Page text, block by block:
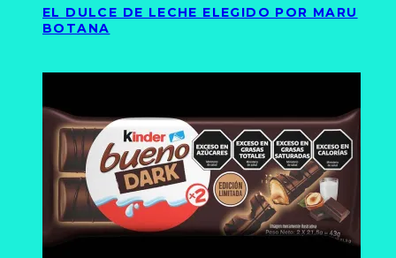
EL DULCE DE LECHE ELEGIDO POR MARU
BOTANA